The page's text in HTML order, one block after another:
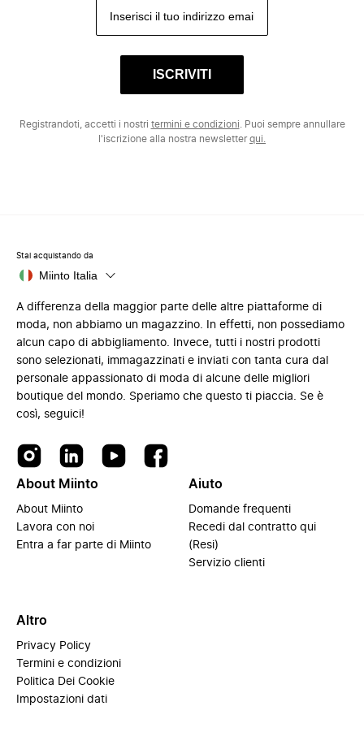
ISCRIVITI
Registrandoti, accetti i nostri termini e condizioni . Puoi sempre annullare
l'iscrizione alla nostra newsletterqui.
Stai acquistando da
Miinto Italia
A differenza della maggior parte delle altre piattaforme di
moda, non abbiamo un magazzino. In effetti, non possediamo
alcun capo di abbigliamento. Invece, tutti i nostri prodotti
sono selezionati, immagazzinati e inviati con tanta cura dal
personale appassionato di moda di alcune delle migliori
boutique del mondo. Speriamo che questo ti piaccia. Se è
così, seguici!
About Miinto
About Miinto
Lavora con noi
Entra a far parte di Miinto
Aiuto
Domande frequenti
Recedi dal contratto qui
(Resi)
Servizio clienti
Altro
Privacy Policy
Termini e condizioni
Politica Dei Cookie
Impostazioni dati